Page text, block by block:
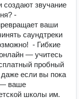
создают звучание
-
ваши
саундтреки
- Гибкие
— учитесь
пробный
если вы пока
— ваше
школы им.